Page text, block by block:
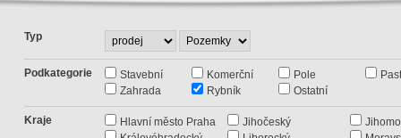
Typ
Podkategorie Stavební Komerční Pole
Zahrada
Rybník Ostatní
Kraje Hlavní město Praha Jihočeský